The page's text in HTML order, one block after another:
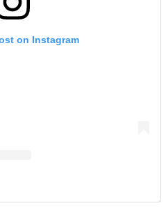
on Instagram